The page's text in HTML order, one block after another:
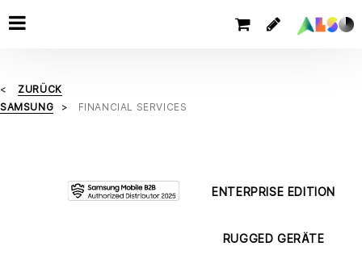
ZURÜCK
SAMSUNG
FINANCIAL SERVICES
ENTERPRISE EDITION
RUGGED GERÄTE